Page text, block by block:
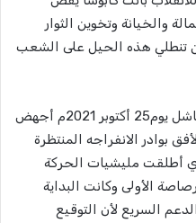
والخيانة وتخوين الثوار
تنطلي هذه الحيل على الشعب
انقلاب برهان حميدتي والفلول الفاشل يوم25 أكتوبر 2021م أجهض
بوادر الانفراجه المنتظرة
أطلقت مليشيات الحركة
يوم 15 ابريل 2023م الرصاصة الأولى وكانت البداية
السريع لأن التوقيع